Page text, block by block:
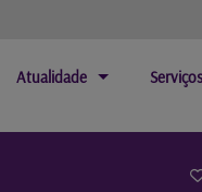
Atualidade